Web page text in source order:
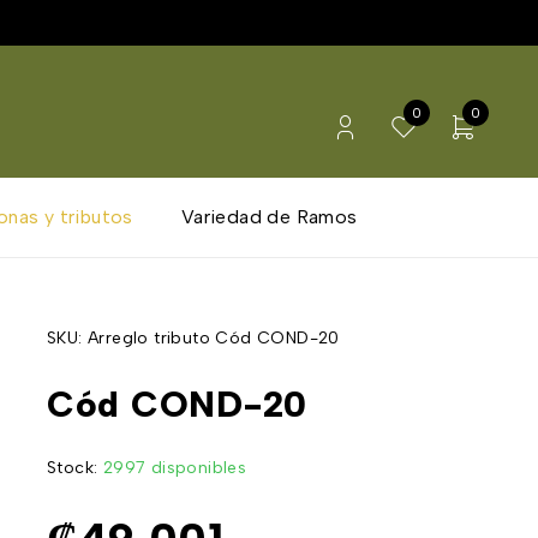
0 0
y tributos Variedad de Ramos
SKU: Arreglo tributo Cód COND-20
Cód COND-20
Stock: 2997 disponibles